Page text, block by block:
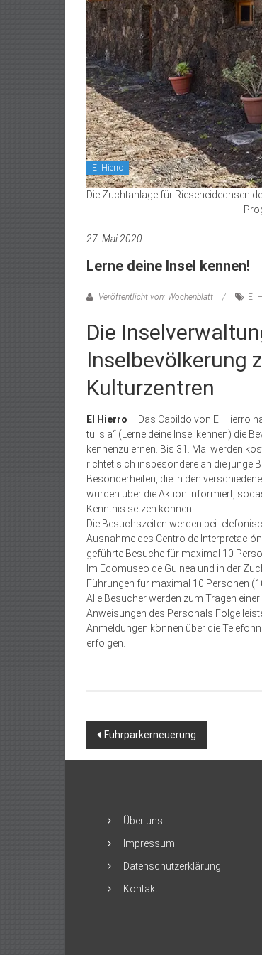
El Hierro
Die Zuchtanlage für Rieseneidechsen
27. Mai 2020
Lerne deine Insel kennen!
Veröffentlicht von: Wochenblatt El
Die
Inselbevölkerung
Kulturzentren
El Hierro – Das Cabildo von El Hierro
tu isla“ (Lerne deine Insel kennen) die
kennenzulernen. Bis 31. Mai werden
richtet sich insbesondere an die junge
Besonderheiten, die in den
wurden über die Aktion informiert,
Kenntnis setzen können.
Die Besuchszeiten werden bei
Ausnahme des Centro de
geführte Besuche für maximal 10
Im Ecomuseo de Guinea und in der
Führungen für maximal 10 Personen
Alle Besucher werden zum Tragen
Anweisungen des Personals Folge
Anmeldungen können über die
erfolgen.
Beitragsnavigation
Fuhrparkerneuerung
Über uns
Impressum
Datenschutzerklärung
Kontakt